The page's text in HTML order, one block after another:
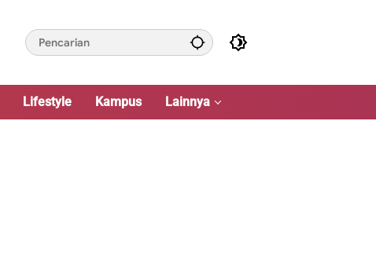
Lifestyle Kampus Lainnya